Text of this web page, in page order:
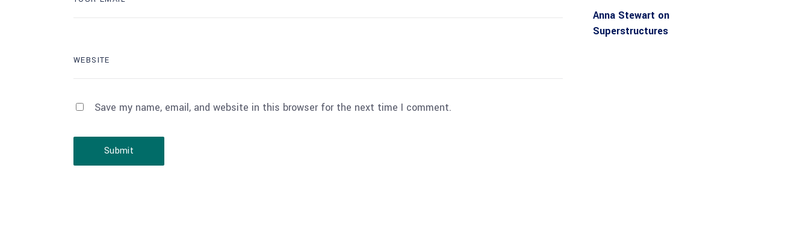
Save my name, email, and website in this browser for the next time I comment.
Submit
Anna Stewart on
Superstructures